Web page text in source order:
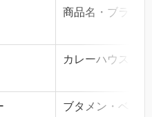
商品名・ブランド
カレーハウスＣ
ブタメン・ベビ